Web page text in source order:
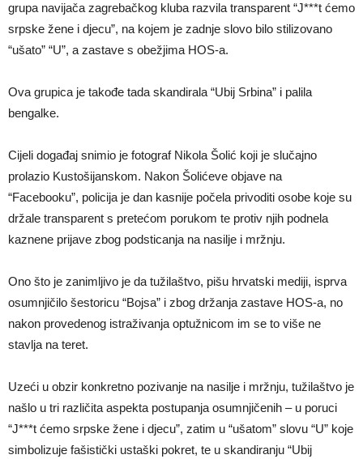
grupa navijača zagrebačkog kluba razvila transparent “J***t ćemo
srpske žene i djecu”, na kojem je zadnje slovo bilo stilizovano
“ušato” “U”, a zastave s obežjima HOS-a.
Ova grupica je takođe tada skandirala “Ubij Srbina” i palila
bengalke.
Cijeli događaj snimio je fotograf Nikola Šolić koji je slučajno
prolazio Kustošijanskom. Nakon Šolićeve objave na
“Facebooku”, policija je dan kasnije počela privoditi osobe koje su
držale transparent s pretećom porukom te protiv njih podnela
kaznene prijave zbog podsticanja na nasilje i mržnju.
Ono što je zanimljivo je da tužilaštvo, pišu hrvatski mediji, isprva
osumnjičilo šestoricu “Bojsa” i zbog držanja zastave HOS-a, no
nakon provedenog istraživanja optužnicom im se to više ne
stavlja na teret.
Uzeći u obzir konkretno pozivanje na nasilje i mržnju, tužilaštvo je
našlo u tri različita aspekta postupanja osumnjičenih – u poruci
“J***t ćemo srpske žene i djecu”, zatim u “ušatom” slovu “U” koje
simbolizuje fašistički ustaški pokret, te u skandiranju “Ubij